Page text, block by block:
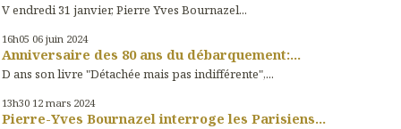
V endredi 31 janvier, Pierre Yves Bournazel...
16h05 06 juin 2024
Anniversaire des 80 ans du débarquement:...
D ans son livre "Détachée mais pas indifférente",...
13h30 12 mars 2024
Pierre-Yves Bournazel interroge les Parisiens...